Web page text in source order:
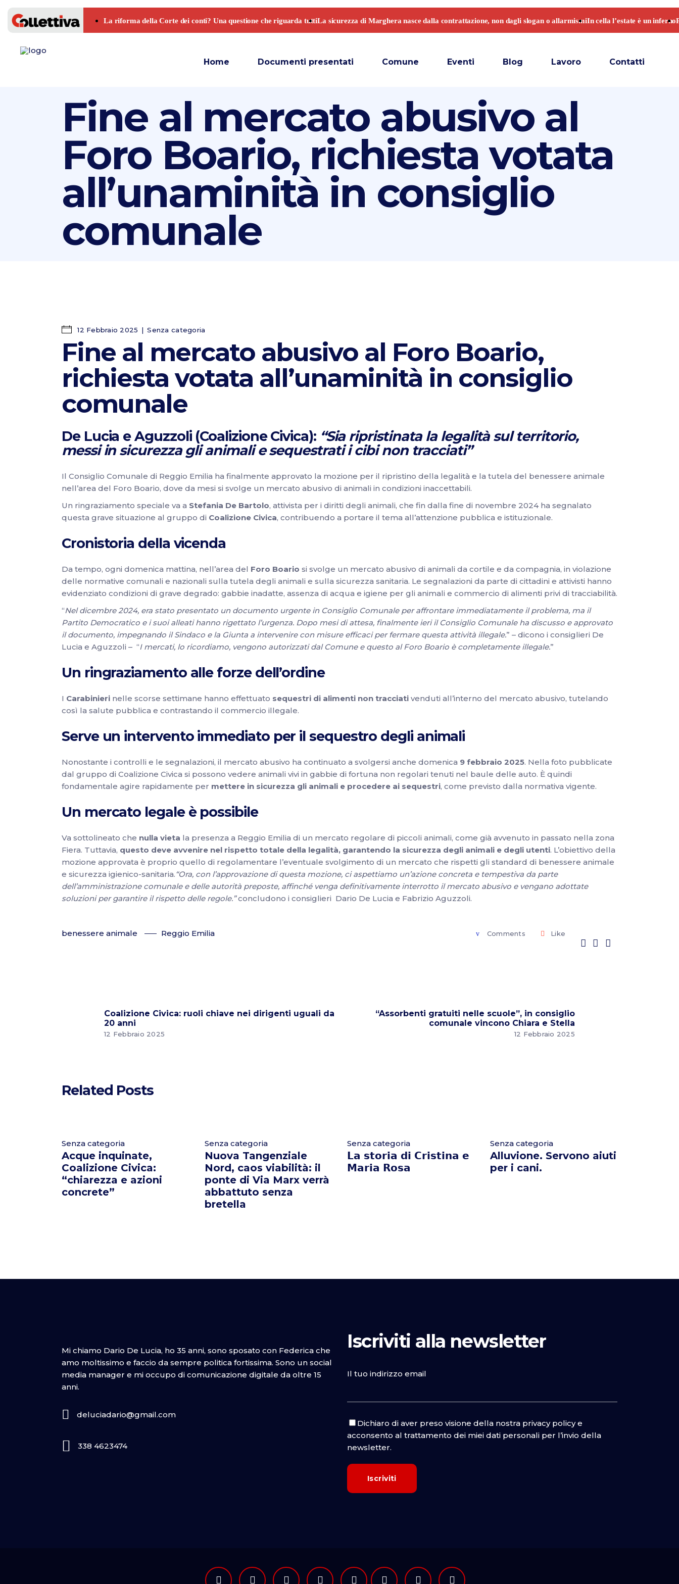
Home Documenti presentati Comune Eventi Blog Lavoro Contatti
Fine al mercato abusivo al
Foro Boario, richiesta votata
all’unaminità in consiglio
comunale
12 Febbraio 2025 Senza categoria
Fine al mercato abusivo al Foro Boario,
richiesta votata all’unaminità in consiglio
comunale
De Lucia e Aguzzoli (Coalizione Civica): “Sia ripristinata la legalità sul territorio,
messi in sicurezza gli animali e sequestrati i cibi non tracciati”
Il Consiglio Comunale di Reggio Emilia ha finalmente approvato la mozione per il ripristino della legalità e la tutela del benessere animale
nell’area del Foro Boario, dove da mesi si svolge un mercato abusivo di animali in condizioni inaccettabili.
Un ringraziamento speciale va a Stefania De Bartolo, attivista per i diritti degli animali, che fin dalla fine di novembre 2024 ha segnalato
questa grave situazione al gruppo di Coalizione Civica, contribuendo a portare il tema all’attenzione pubblica e istituzionale.
Cronistoria della vicenda
Da tempo, ogni domenica mattina, nell’area del Foro Boario si svolge un mercato abusivo di animali da cortile e da compagnia, in violazione
delle normative comunali e nazionali sulla tutela degli animali e sulla sicurezza sanitaria. Le segnalazioni da parte di cittadini e attivisti hanno
evidenziato condizioni di grave degrado: gabbie inadatte, assenza di acqua e igiene per gli animali e commercio di alimenti privi di tracciabilità.
“Nel dicembre 2024, era stato presentato un documento urgente in Consiglio Comunale per affrontare immediatamente il problema, ma il
Partito Democratico e i suoi alleati hanno rigettato l’urgenza. Dopo mesi di attesa, finalmente ieri il Consiglio Comunale ha discusso e approvato
il documento, impegnando il Sindaco e la Giunta a intervenire con misure efficaci per fermare questa attività illegale.” – dicono i consiglieri De
Lucia e Aguzzoli – “I mercati, lo ricordiamo, vengono autorizzati dal Comune e questo al Foro Boario è completamente illegale.”
Un ringraziamento alle forze dell’ordine
I Carabinieri nelle scorse settimane hanno effettuato sequestri di alimenti non tracciati venduti all’interno del mercato abusivo, tutelando
così la salute pubblica e contrastando il commercio illegale.
Serve un intervento immediato per il sequestro degli animali
Nonostante i controlli e le segnalazioni, il mercato abusivo ha continuato a svolgersi anche domenica 9 febbraio 2025. Nella foto pubblicate
dal gruppo di Coalizione Civica si possono vedere animali vivi in gabbie di fortuna non regolari tenuti nel baule delle auto. È quindi
fondamentale agire rapidamente per mettere in sicurezza gli animali e procedere ai sequestri, come previsto dalla normativa vigente.
Un mercato legale è possibile
Va sottolineato che nulla vieta la presenza a Reggio Emilia di un mercato regolare di piccoli animali, come già avvenuto in passato nella zona
Fiera. Tuttavia, questo deve avvenire nel rispetto totale della legalità, garantendo la sicurezza degli animali e degli utenti. L’obiettivo della
mozione approvata è proprio quello di regolamentare l’eventuale svolgimento di un mercato che rispetti gli standard di benessere animale
e sicurezza igienico-sanitaria.“Ora, con l’approvazione di questa mozione, ci aspettiamo un’azione concreta e tempestiva da parte
dell’amministrazione comunale e delle autorità preposte, affinché venga definitivamente interrotto il mercato abusivo e vengano adottate
soluzioni per garantire il rispetto delle regole.”concludono i consiglieri Dario De Lucia e Fabrizio Aguzzoli.
benessere animale Reggio Emilia Comments Like
Coalizione Civica: ruoli chiave nei dirigenti uguali da
20 anni
12 Febbraio 2025
“Assorbenti gratuiti nelle scuole”, in consiglio
comunale vincono Chiara e Stella
12 Febbraio 2025
Related Posts
Senza categoria
Acque inquinate,
Coalizione Civica:
“chiarezza e azioni
concrete”
Senza categoria
Nuova Tangenziale
Nord, caos viabilità: il
ponte di Via Marx verrà
abbattuto senza
bretella
Senza categoria
𝗟𝗮 𝘀𝘁𝗼𝗿𝗶𝗮 𝗱𝗶 𝗖𝗿𝗶𝘀𝘁𝗶𝗻𝗮 𝗲
𝗠𝗮𝗿𝗶𝗮 𝗥𝗼𝘀𝗮
Senza categoria
Alluvione. Servono aiuti
per i cani.
Mi chiamo Dario De Lucia, ho 35 anni, sono sposato con Federica che
amo moltissimo e faccio da sempre politica fortissima. Sono un social
media manager e mi occupo di comunicazione digitale da oltre 15
anni.
deluciadario@gmail.com
338 4623474
Iscriviti alla newsletter
Il tuo indirizzo email
Dichiaro di aver preso visione della nostra privacy policye
acconsento al trattamento dei miei dati personali per l’invio della
newsletter.